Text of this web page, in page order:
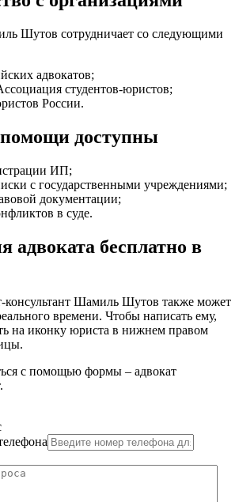
Шутов сотрудничает со следующими
адвокатов;
студентов-юристов;
России.
доступны
ИП;
с государственными учреждениями;
документации;
в суде.
адвоката бесплатно в
консультант Шамиль Шутов также может
времени. Чтобы написать ему,
на иконку юриста в нижнем правом
с помощью формы – адвокат